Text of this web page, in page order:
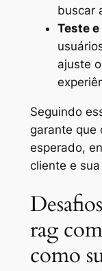
buscar
Teste
ajuste
Seguindo
garante que
esperado,
cliente e
rag
como